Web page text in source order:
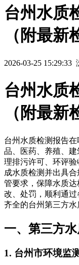
台州水质
（附最新
2026-03-25 15:29:33
台州水质
（附最新
台州水质检测报告
品、医药、养殖、
理排污许可、环评
成水质检测并出具
管要求，保障水质
改、处罚，顺利通
齐全的台州第三方水
一、第三方
1. 台州市环境监